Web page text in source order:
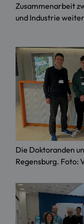
Zusammenarbeit
und Industrie
Die Doktoranden
Regensburg. Foto: